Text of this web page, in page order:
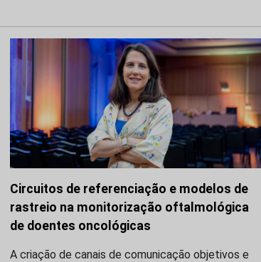
Circuitos de referenciação e modelos de
rastreio na monitorização oftalmológica
de doentes oncológicas
A criação de canais de comunicação objetivos e